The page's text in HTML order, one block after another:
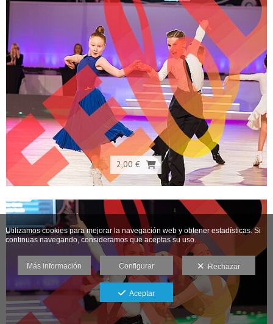
2,00 €
Utilizamos cookies para mejorar la navegación web y obtener estadísticas. Si
continuas navegando, consideramos que aceptas su uso.
Más información Configurar Rechazar
Aceptar